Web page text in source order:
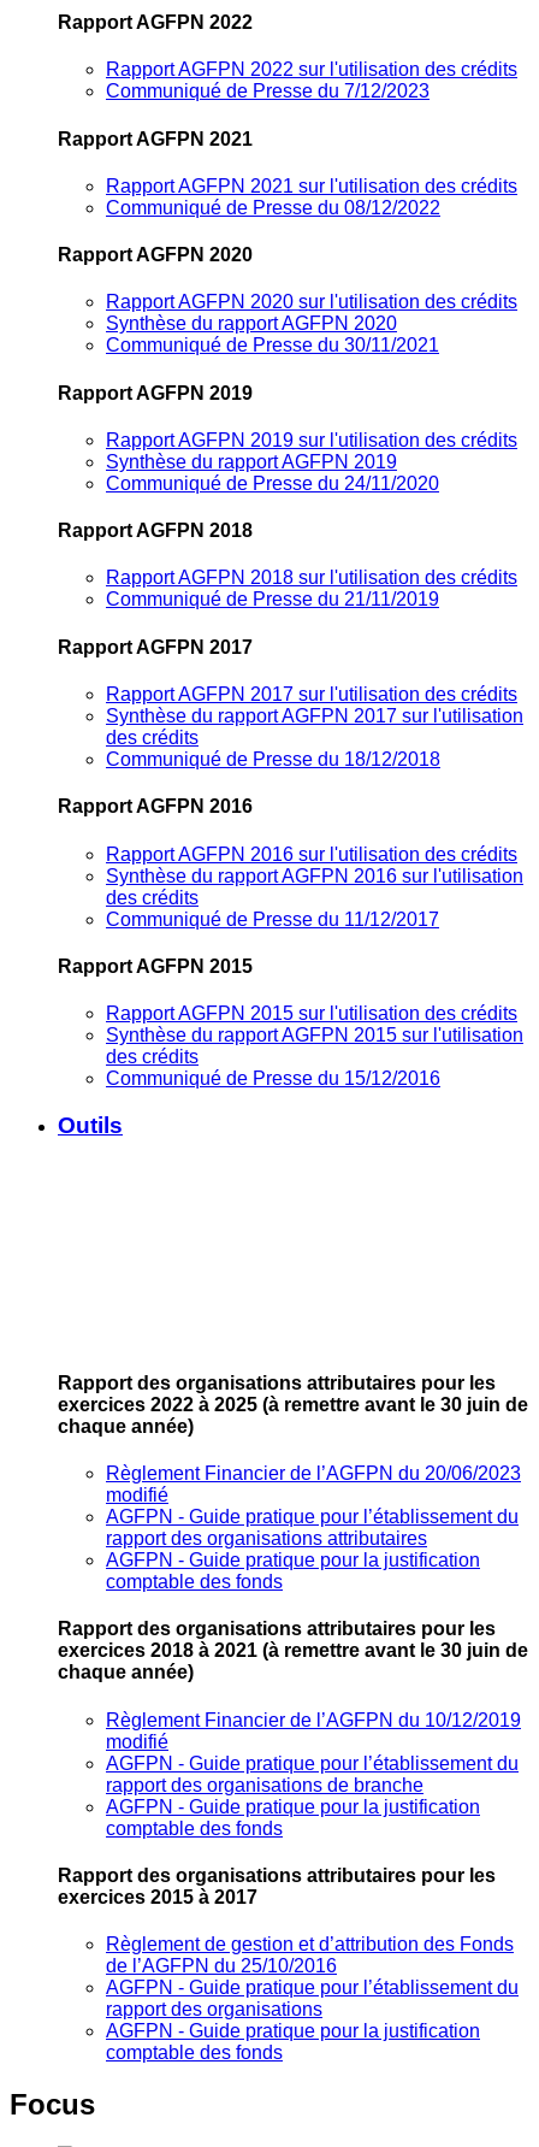
Rapport AGFPN 2022
Rapport AGFPN 2022 sur l'utilisation des crédits
Communiqué de Presse du 7/12/2023
Rapport AGFPN 2021
Rapport AGFPN 2021 sur l'utilisation des crédits
Communiqué de Presse du 08/12/2022
Rapport AGFPN 2020
Rapport AGFPN 2020 sur l'utilisation des crédits
Synthèse du rapport AGFPN 2020
Communiqué de Presse du 30/11/2021
Rapport AGFPN 2019
Rapport AGFPN 2019 sur l'utilisation des crédits
Synthèse du rapport AGFPN 2019
Communiqué de Presse du 24/11/2020
Rapport AGFPN 2018
Rapport AGFPN 2018 sur l'utilisation des crédits
Communiqué de Presse du 21/11/2019
Rapport AGFPN 2017
Rapport AGFPN 2017 sur l'utilisation des crédits
Synthèse du rapport AGFPN 2017 sur l'utilisation
des crédits
Communiqué de Presse du 18/12/2018
Rapport AGFPN 2016
Rapport AGFPN 2016 sur l'utilisation des crédits
Synthèse du rapport AGFPN 2016 sur l'utilisation
des crédits
Communiqué de Presse du 11/12/2017
Rapport AGFPN 2015
Rapport AGFPN 2015 sur l'utilisation des crédits
Synthèse du rapport AGFPN 2015 sur l'utilisation
des crédits
Communiqué de Presse du 15/12/2016
Outils
Rapport des organisations attributaires pour les
exercices 2022 à 2025 (à remettre avant le 30 juin de
chaque année)
Règlement Financier de l’AGFPN du 20/06/2023
modifié
AGFPN ‐ Guide pratique pour l’établissement du
rapport des organisations attributaires
AGFPN ‐ Guide pratique pour la justification
comptable des fonds
Rapport des organisations attributaires pour les
exercices 2018 à 2021 (à remettre avant le 30 juin de
chaque année)
Règlement Financier de l’AGFPN du 10/12/2019
modifié
AGFPN ‐ Guide pratique pour l’établissement du
rapport des organisations de branche
AGFPN ‐ Guide pratique pour la justification
comptable des fonds
Rapport des organisations attributaires pour les
exercices 2015 à 2017
Règlement de gestion et d’attribution des Fonds
de l’AGFPN du 25/10/2016
AGFPN ‐ Guide pratique pour l’établissement du
rapport des organisations
AGFPN ‐ Guide pratique pour la justification
comptable des fonds
Focus